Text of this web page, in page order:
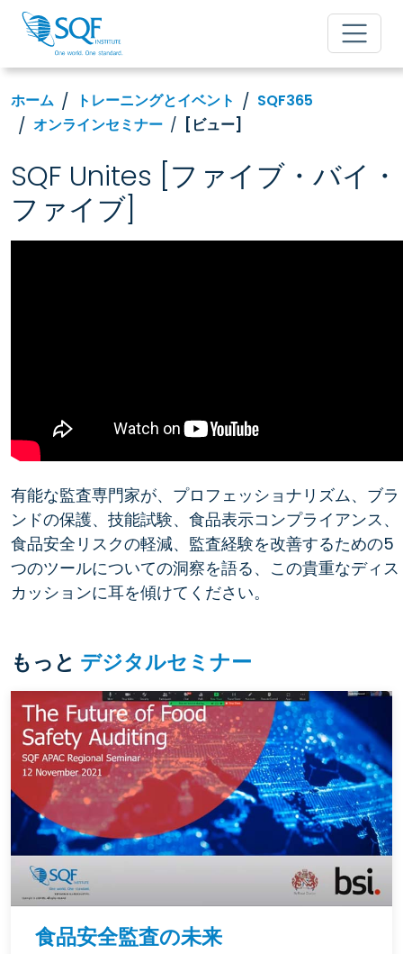
ホーム トレーニングとイベント
SQF365
オンラインセミナー
[ビュー]
SQF Unites [ファイブ・バイ・
ファイブ]
有能な監査専門家が、プロフェッショナリズム、ブラ
ンドの保護、技能試験、食品表示コンプライアンス、
食品安全リスクの軽減、監査経験を改善するための5
つのツールについての洞察を語る、この貴重なディス
カッションに耳を傾けてください。
もっと デジタルセミナー
食品安全監査の未来